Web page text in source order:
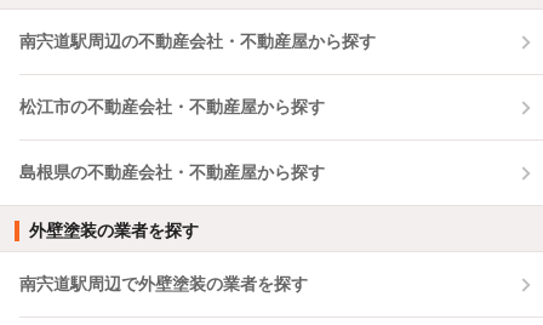
南宍道駅周辺の不動産会社・不動産屋から探す
松江市の不動産会社・不動産屋から探す
島根県の不動産会社・不動産屋から探す
外壁塗装の業者を探す
南宍道駅周辺で外壁塗装の業者を探す